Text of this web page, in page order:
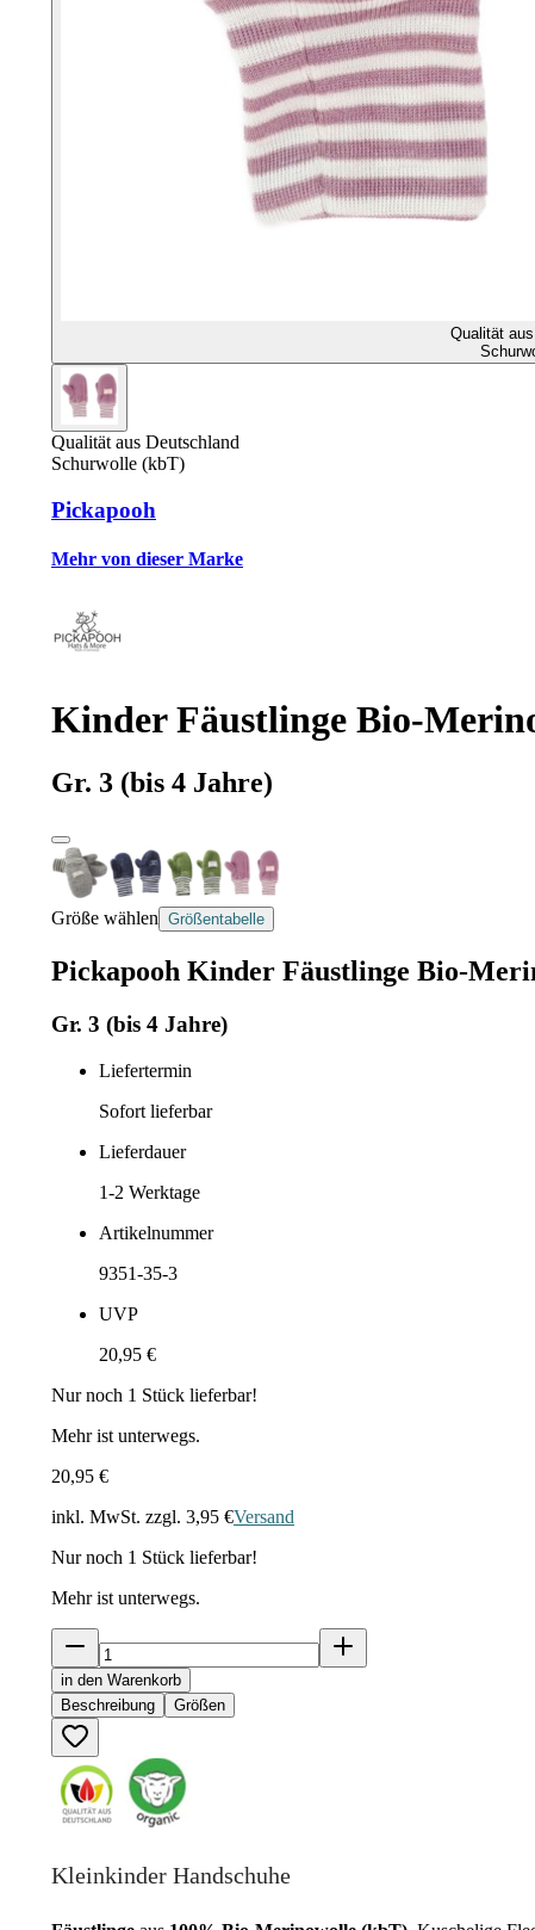
Qualität
Qualität aus Deutschland
Schurwolle (kbT)
Pickapooh
Mehr von dieser Marke
Kinder Fäustlinge Bio-
Gr. 3 (bis 4 Jahre)
Größe wählen Größentabelle
Pickapooh Kinder Fäustlinge Bio-
Gr. 3 (bis 4 Jahre)
Liefertermin
Sofort lieferbar
Lieferdauer
1-2 Werktage
Artikelnummer
9351-35-3
UVP
20,95 €
Nur noch 1 Stück lieferbar!
Mehr ist unterwegs.
20,95 €
inkl. MwSt. zzgl. 3,95 €Versand
Nur noch 1 Stück lieferbar!
Mehr ist unterwegs.
in den Warenkorb
Beschreibung
Größen
Kleinkinder Handschuhe